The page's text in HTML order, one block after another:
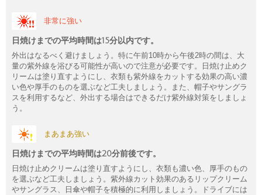
非常に強い
日焼けまでの平均時間は15分以内です。
外出はなるべく避けましょう。特に午前10時から午後2時の間は、大
量の紫外線を浴びる可能性が高いので注意が必要です。日焼け止めク
リームは塗り直すようにし、衣類も紫外線をカットする効果の高い濃
い色や厚手のものを選ぶなど工夫しましょう。また、帽子やサングラ
スを利用するなど、外出する場合はできるだけ紫外線対策をしましょ
う。
まあまあ強い
日焼けまでの平均時間は20分前後です。
日焼け止めクリームは塗り直すようにし、衣類も濃い色、厚手のもの
を選ぶなど工夫しましょう。紫外線カット効果のあるリップクリーム
やサングラス、日傘や帽子を積極的に利用しましょう。ドライブには